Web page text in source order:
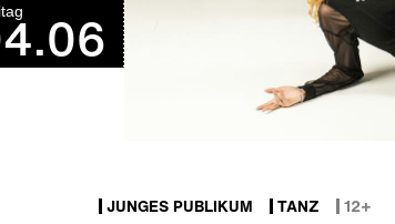
JUNGES PUBLIKUM TANZ 12+